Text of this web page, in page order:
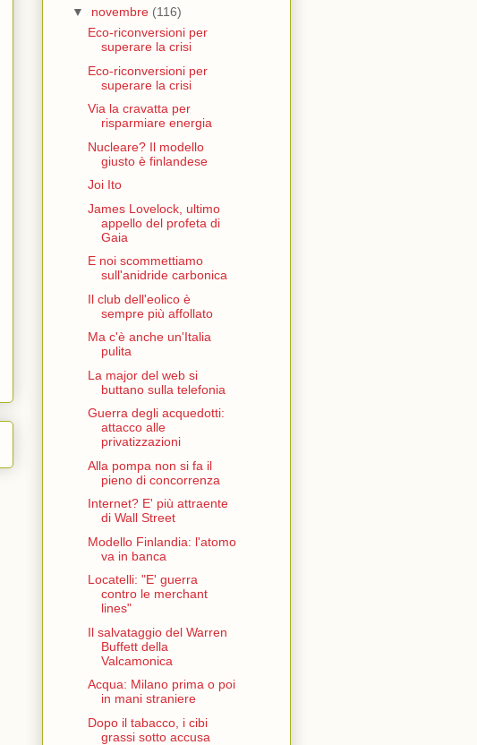
▼ novembre (116)
Eco-riconversioni per
superare la crisi
Eco-riconversioni per
superare la crisi
Via la cravatta per
risparmiare energia
Nucleare? Il modello
giusto è finlandese
Joi Ito
James Lovelock, ultimo
appello del profeta di
Gaia
E noi scommettiamo
sull'anidride carbonica
Il club dell'eolico è
sempre più affollato
Ma c'è anche un'Italia
pulita
La major del web si
buttano sulla telefonia
Guerra degli acquedotti:
attacco alle
privatizzazioni
Alla pompa non si fa il
pieno di concorrenza
Internet? E' più attraente
di Wall Street
Modello Finlandia: l'atomo
va in banca
Locatelli: "E' guerra
contro le merchant
lines"
Il salvataggio del Warren
Buffett della
Valcamonica
Acqua: Milano prima o poi
in mani straniere
Dopo il tabacco, i cibi
grassi sotto accusa